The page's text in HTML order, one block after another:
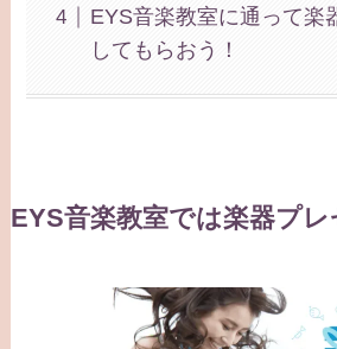
EYS音楽教室に通って楽
してもらおう！
EYS音楽教室では楽器プ